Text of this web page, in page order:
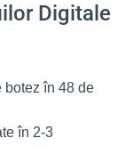
Digitale
botez în 48 de
în 2-3